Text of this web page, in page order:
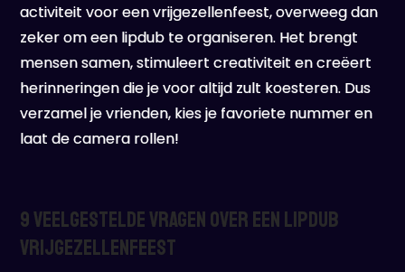
activiteit voor een vrijgezellenfeest, overweeg dan
zeker om een lipdub te organiseren. Het brengt
mensen samen, stimuleert creativiteit en creëert
herinneringen die je voor altijd zult koesteren. Dus
verzamel je vrienden, kies je favoriete nummer en
laat de camera rollen!
9 Veelgestelde Vragen over een Lipdub
Vrijgezellenfeest